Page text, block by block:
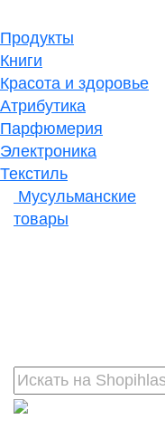
Продукты
Книги
Красота и здоровье
Атрибутика
Парфюмерия
Электроника
Текстиль
Мусульманские
товары